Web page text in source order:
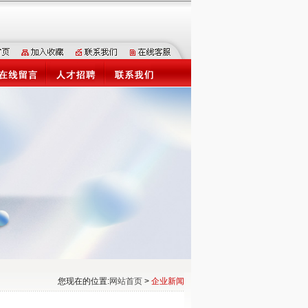
您现在的位置:网站首页 > 企业新闻